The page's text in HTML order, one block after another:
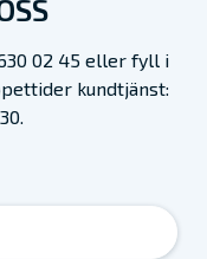
02 45 eller fyll i
kundtjänst: